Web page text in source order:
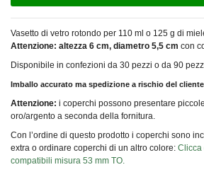
Vasetto di vetro rotondo per 110 ml o 125 g di
Attenzione: altezza 6 cm, diametro 5,5 cm con
Disponibile in confezioni da 30 pezzi o da 90
Imballo accurato ma spedizione a rischio del
Attenzione: i coperchi possono presentare
oro/argento a seconda della fornitura.
Con l’ordine di questo prodotto i coperchi sono
extra o ordinare coperchi di un altro colore: Clicca
compatibili misura 53 mm TO.